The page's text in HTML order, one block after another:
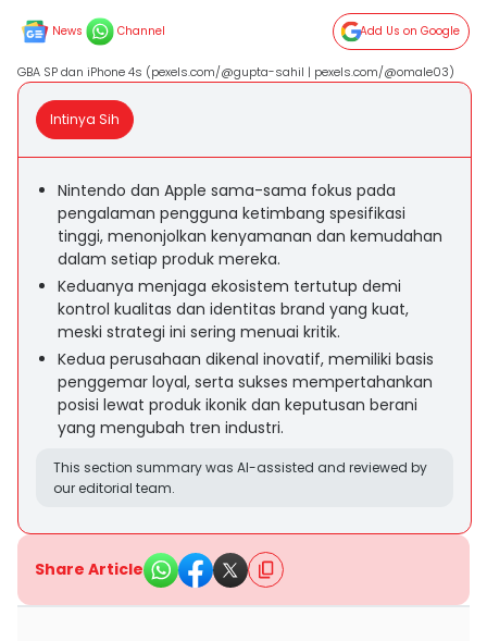
News Channel Add Us on Google
GBA SP dan iPhone 4s (pexels.com/@gupta-sahil | pexels.com/@omale03)
Intinya Sih
Nintendo dan Apple sama-sama fokus pada
pengalaman pengguna ketimbang spesifikasi
tinggi, menonjolkan kenyamanan dan kemudahan
dalam setiap produk mereka.
Keduanya menjaga ekosistem tertutup demi
kontrol kualitas dan identitas brand yang kuat,
meski strategi ini sering menuai kritik.
Kedua perusahaan dikenal inovatif, memiliki basis
penggemar loyal, serta sukses mempertahankan
posisi lewat produk ikonik dan keputusan berani
yang mengubah tren industri.
This section summary was AI-assisted and reviewed by
our editorial team.
Share Article